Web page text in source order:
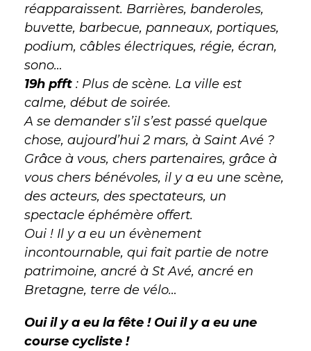
réapparaissent. Barrières, banderoles,
buvette, barbecue, panneaux, portiques,
podium, câbles électriques, régie, écran,
sono…
19h pfft : Plus de scène. La ville est
calme, début de soirée.
A se demander s’il s’est passé quelque
chose, aujourd’hui 2 mars, à Saint Avé ?
Grâce à vous, chers partenaires, grâce à
vous chers bénévoles, il y a eu une scène,
des acteurs, des spectateurs, un
spectacle éphémère offert.
Oui ! Il y a eu un évènement
incontournable, qui fait partie de notre
patrimoine, ancré à St Avé, ancré en
Bretagne, terre de vélo…
Oui il y a eu la fête ! Oui il y a eu une
course cycliste !